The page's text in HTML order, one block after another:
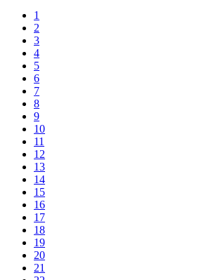
1
2
3
4
5
6
7
8
9
10
11
12
13
14
15
16
17
18
19
20
21